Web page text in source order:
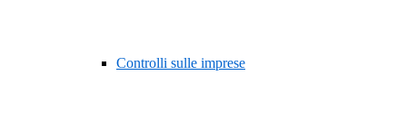
Controlli sulle imprese